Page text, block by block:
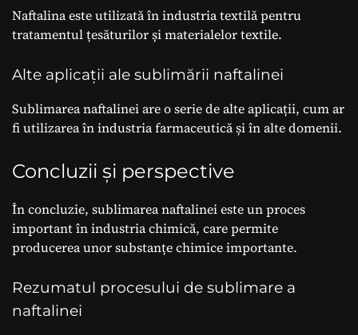
Naftalina este utilizată în industria textilă pentru
tratamentul țesăturilor și materialelor textile.
Alte aplicații ale sublimării naftalinei
Sublimarea naftalinei are o serie de alte aplicații, cum ar
fi utilizarea în industria farmaceutică și în alte domenii.
Concluzii și perspective
În concluzie, sublimarea naftalinei este un proces
important în industria chimică, care permite
producerea unor substanțe chimice importante.
Rezumatul procesului de sublimare a
naftalinei